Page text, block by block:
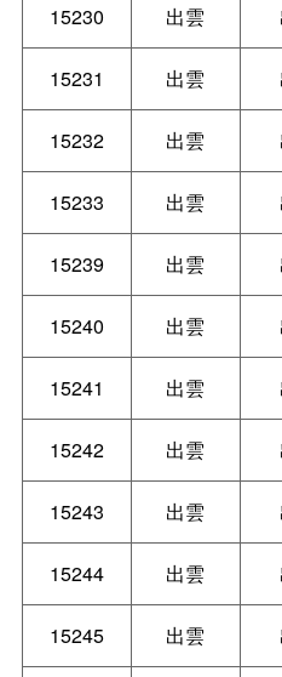
15230 出雲
15231 出雲
15232 出雲
15233 出雲
15239 出雲
15240 出雲
15241 出雲
15242 出雲
15243 出雲
15244 出雲
15245 出雲